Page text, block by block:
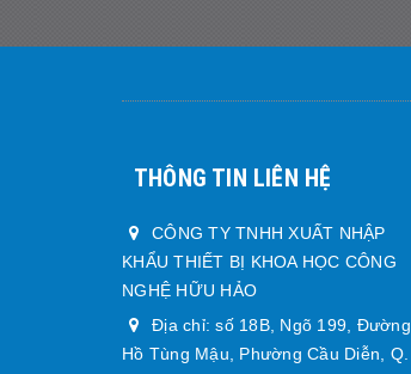
THÔNG TIN LIÊN HỆ
CÔNG TY TNHH XUẤT NHẬP
KHẨU THIẾT BỊ KHOA HỌC CÔNG
NGHỆ HỮU HẢO
Địa chỉ: số 18B, Ngõ 199, Đường
Hồ Tùng Mậu, Phường Cầu Diễn, Q.